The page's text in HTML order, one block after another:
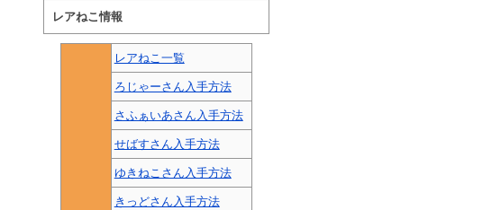
レアねこ情報
レアねこ一覧
ろじゃーさん入手方法
さふぁいあさん入手方法
せばすさん入手方法
ゆきねこさん入手方法
きっどさん入手方法